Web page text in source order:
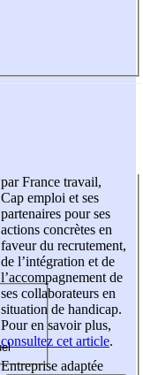
par France travail,
Cap emploi et ses
partenaires pour ses
actions concrètes en
faveur du recrutement,
de l’intégration et de
l’accompagnement de
ses collaborateurs en
situation de handicap.
Pour en savoir plus,
consultez cet article.
Entreprise adaptée